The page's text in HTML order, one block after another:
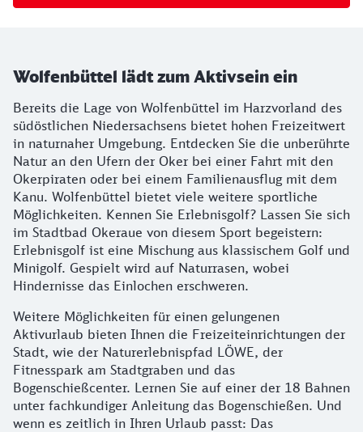
Wolfenbüttel lädt zum Aktivsein ein
Bereits die Lage von Wolfenbüttel im Harzvorland des
südöstlichen Niedersachsens bietet hohen Freizeitwert
in naturnaher Umgebung. Entdecken Sie die unberührte
Natur an den Ufern der Oker bei einer Fahrt mit den
Okerpiraten oder bei einem Familienausflug mit dem
Kanu. Wolfenbüttel bietet viele weitere sportliche
Möglichkeiten. Kennen Sie Erlebnisgolf? Lassen Sie sich
im Stadtbad Okeraue von diesem Sport begeistern:
Erlebnisgolf ist eine Mischung aus klassischem Golf und
Minigolf. Gespielt wird auf Naturrasen, wobei
Hindernisse das Einlochen erschweren.
Weitere Möglichkeiten für einen gelungenen
Aktivurlaub bieten Ihnen die Freizeiteinrichtungen der
Stadt, wie der Naturerlebnispfad LÖWE, der
Fitnesspark am Stadtgraben und das
Bogenschießcenter. Lernen Sie auf einer der 18 Bahnen
unter fachkundiger Anleitung das Bogenschießen. Und
wenn es zeitlich in Ihren Urlaub passt: Das